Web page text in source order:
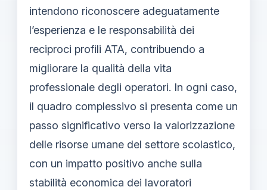
intendono riconoscere adeguatamente
l’esperienza e le responsabilità dei
reciproci profili ATA, contribuendo a
migliorare la qualità della vita
professionale degli operatori. In ogni caso,
il quadro complessivo si presenta come un
passo significativo verso la valorizzazione
delle risorse umane del settore scolastico,
con un impatto positivo anche sulla
stabilità economica dei lavoratori